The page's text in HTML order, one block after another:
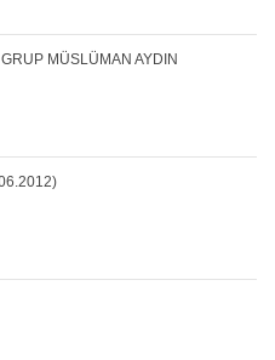
MÜSLÜMAN AYDIN